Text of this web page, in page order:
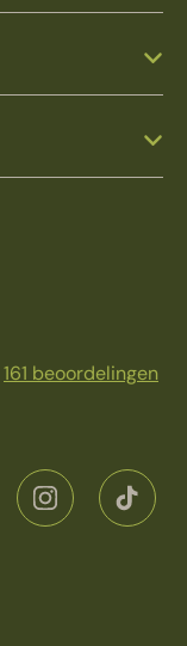
161 beoordelingen